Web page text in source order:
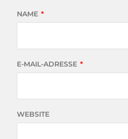
NAME *
E-MAIL-ADRESSE *
WEBSITE